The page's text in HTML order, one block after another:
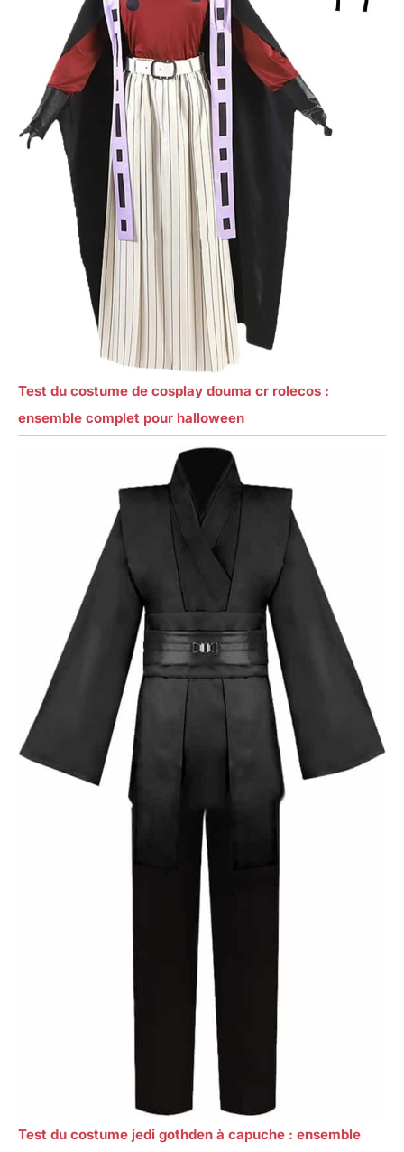
Test du costume de cosplay douma cr rolecos :
ensemble complet pour halloween
Test du costume jedi gothden à capuche : ensemble